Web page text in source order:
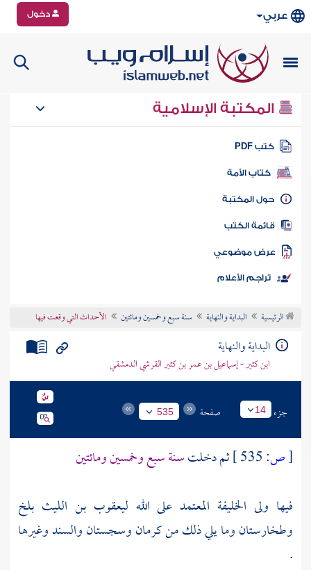
عربي دخول
المكتبة الإسلامية
كتب PDF
كتاب الأمة
المكتبة
الكتب
موضوعي
تراجم الأعلام
الرئيسية البداية والنهاية سنة سبع وخمسين ومائتين الأحداث التي وقعت فيها
البداية والنهاية
ابن كثير - إسماعيل بن عمر بن كثير القرشي الدمشقي
جزء 14 صفحة 535
[ص: ثم دخلتسنة سبع وخمسين ومائتين
فيها ولى الخليفة المعتمد على الله ليعقوب بن الليث بلخ
وطخارستانوما يلي ذلك منكرمانوسجستانوالسندوغيرها
.